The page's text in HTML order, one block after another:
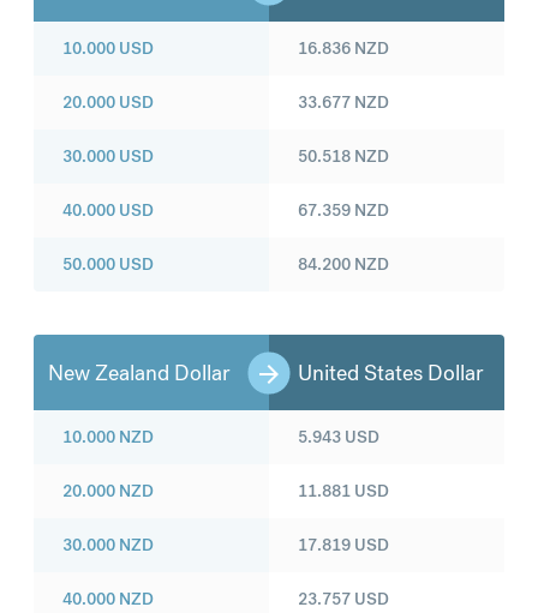
10.000 USD
20.000 USD
30.000 USD
40.000 USD
50.000 USD
16.836 NZD
33.677 NZD
50.518 NZD
67.359 NZD
84.200 NZD
New Zealand Dollar United States Dollar
10.000 NZD
20.000 NZD
30.000 NZD
40.000 NZD
5.943 USD
11.881 USD
17.819 USD
23.757 USD